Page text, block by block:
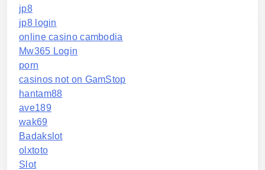
jp8
jp8 login
online casino cambodia
Mw365 Login
porn
casinos not on GamStop
hantam88
ave189
wak69
Badakslot
olxtoto
Slot